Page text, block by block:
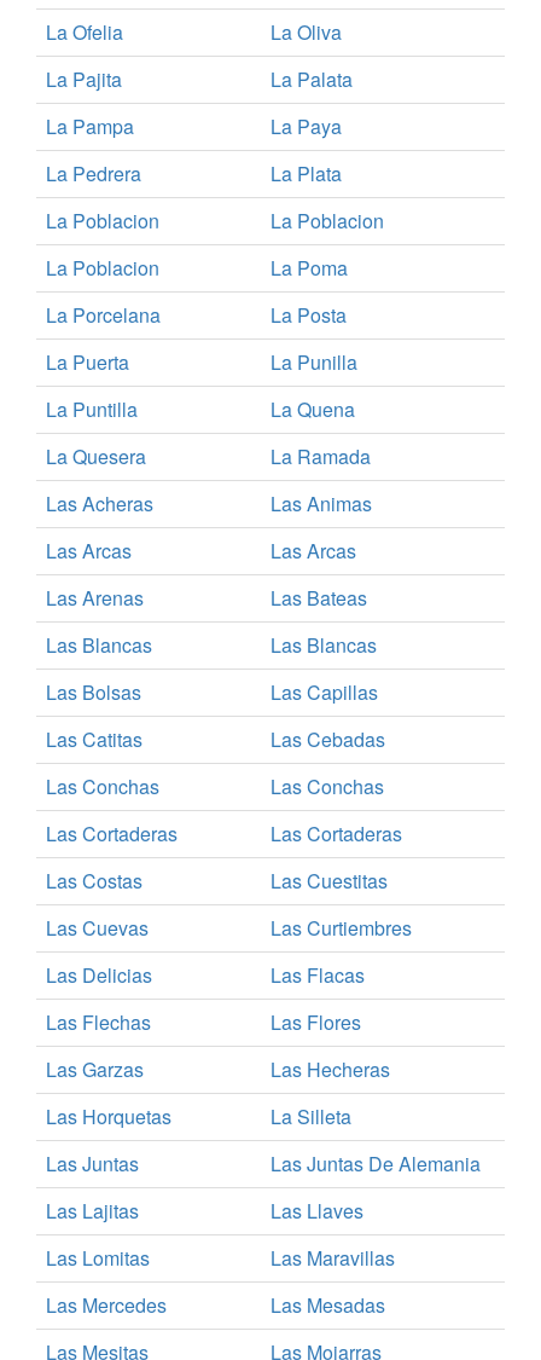
La Ofelia
La Oliva
La Pajita
La Palata
La Pampa
La Paya
La Pedrera
La Plata
La Poblacion
La Poblacion
La Poblacion
La Poma
La Porcelana
La Posta
La Puerta
La Punilla
La Puntilla
La Quena
La Quesera
La Ramada
Las Acheras
Las Animas
Las Arcas
Las Arcas
Las Arenas
Las Bateas
Las Blancas
Las Blancas
Las Bolsas
Las Capillas
Las Catitas
Las Cebadas
Las Conchas
Las Conchas
Las Cortaderas
Las Cortaderas
Las Costas
Las Cuestitas
Las Cuevas
Las Curtiembres
Las Delicias
Las Flacas
Las Flechas
Las Flores
Las Garzas
Las Hecheras
Las Horquetas
La Silleta
Las Juntas
Las Juntas De Alemania
Las Lajitas
Las Llaves
Las Lomitas
Las Maravillas
Las Mercedes
Las Mesadas
Las Mesitas
Las Mojarras